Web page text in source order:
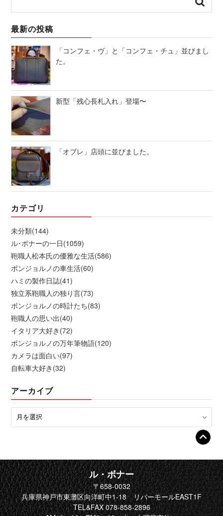
最新の投稿
「コンフェ・ヴ」と「コンフェ・チュ」並びまし
た。
新型「残心長札入れ」登場〜
「オブレ」店頭に並びました。
カテゴリ
未分類(144)
ル･ボナーの一日(1059)
鞄職人松本氏の優雅な生活(586)
ボンジョルノの車生活(60)
ハミの製作日誌(41)
独立系鞄職人の独り言(73)
ボンジョルノの時計たち(83)
鞄職人の思い出(40)
イタリア大好き(72)
ボンジョルノの万年筆物語(120)
カメラは面白い(97)
自転車大好き(32)
アーカイブ
ル・ボナー
〒658-0032
兵庫県神戸市東灘区向洋町中1-18 リバーモールEAST1F
TEL&FAX 078-858-2896